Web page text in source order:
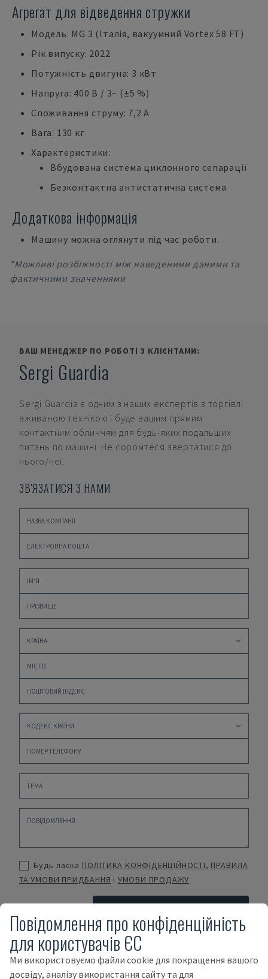
Агрегат для відведення стружки
Модель: MG 3 (Італія, вакуумний Vortex 58 FT)
Рік випуску: 2022
Потужність двигуна: 3 кВт
Напруга: 400 В / 3~ (±5 %)
Споживання струму: 7,2 А
Вага: 130 кг
Характеристики:
Вбудована система циклонного сепарації
Безконтактна антистатична система
Додаткова інформація
Машину можна оглянути під час роботи.
*Можливі розбіжності між наведеними даними та
фактичними значеннями
ВАШ МЕНЕДЖЕР ПО РОБОТІ З КЛІЄНТАМИ:
Sergi Guardia
Sergi Guardia є одним з наших експертів з торгівлі
вживаною технікою і буде вашим прямим
контактним обличчям для будь-яких подальших
питань по машині. Не соромтеся звертатися до
нього/неї.
ЗВ'ЯЗАТИСЯ З НАМИ
Будь ласка ПОЛІТИКА КОНФІДЕНЦІЙНОСТІ, ПРАВИЛА
ТА УМОВИ ПРИДБАННЯ і УМОВИ ПРОДАЖУ
Повідомлення про конфіденційність
для користувачів ЄС
Ми використовуємо файли cookie для покращення вашого
досвіду, аналізу використання сайту та для